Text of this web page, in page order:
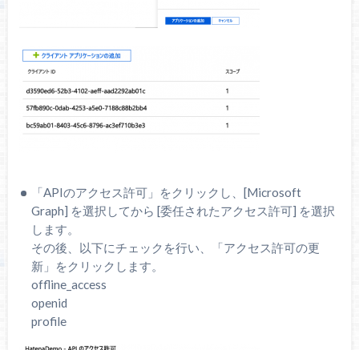
「APIのアクセス許可」をクリックし、[Microsoft
Graph] を選択してから [委任されたアクセス許可] を選択
します。
その後、以下にチェックを行い、「アクセス許可の更
新」をクリックします。
offline_access
openid
profile